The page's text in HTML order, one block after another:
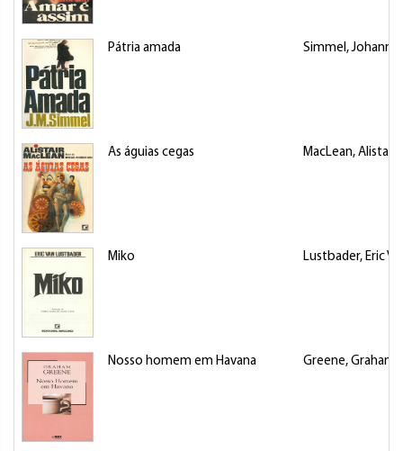
Pátria amada Simmel,
As águias cegas MacLean, Alistair
Miko Lustbader, Eric
Nosso homem em Havana Greene, Graham